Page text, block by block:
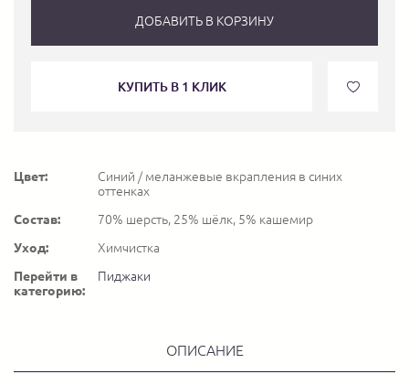
ДОБАВИТЬ В КОРЗИНУ
КУПИТЬ В 1 КЛИК
Цвет:
Синий / меланжевые вкрапления в синих
оттенках
Состав:
70% шерсть, 25% шёлк, 5% кашемир
Уход:
Химчистка
Перейти в
категорию:
Пиджаки
ОПИСАНИЕ